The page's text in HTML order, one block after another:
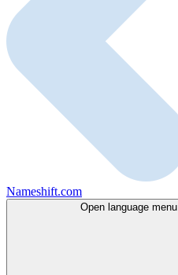
Nameshift.com
Open language menu